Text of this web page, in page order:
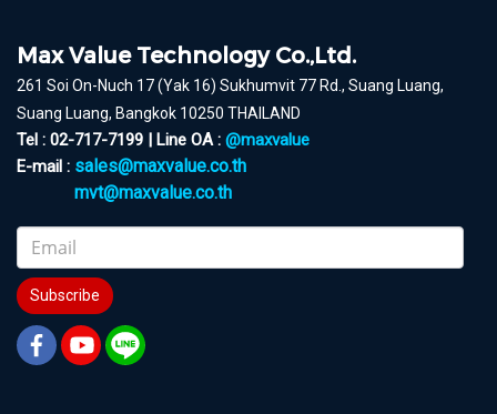
Max Value Technology Co.,Ltd.
261 Soi On-Nuch 17 (Yak 16) Sukhumvit 77 Rd., Suang Luang,
Suang Luang, Bangkok 10250 THAILAND
Tel : 02-717-7199 | Line OA : @maxvalue
E-mail : sales@maxvalue.co.th
mvt@maxvalue.co.th
Subscribe